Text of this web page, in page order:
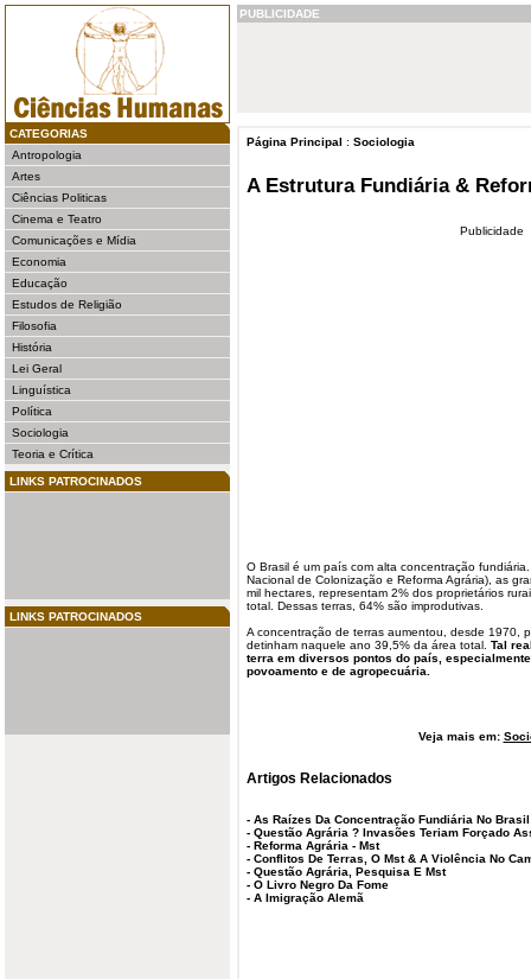
CATEGORIAS
Antropologia
Artes
Ciências Politicas
Cinema e Teatro
Comunicações e Mídia
Economia
Educação
Estudos de Religião
Filosofia
História
Lei Geral
Linguística
Política
Sociologia
Teoria e Crítica
LINKS PATROCINADOS
LINKS PATROCINADOS
PUBLICIDADE
Página Principal : Sociologia
A Estrutura Fundiária &
Publicidade
O Brasil é um país com alta concentração
Nacional de Colonização e Reforma Agrária), as
mil hectares, representam 2% dos proprietários
total. Dessas terras, 64% são improdutivas.
A concentração de terras aumentou, desde 1970,
detinham naquele ano 39,5% da área total. Tal
terra em diversos pontos do país,
povoamento e de agropecuária.
Veja mais em:
Artigos Relacionados
- As Raízes Da Concentração Fundiária No Brasil
- Questão Agrária ? Invasões Teriam Forçado
- Reforma Agrária - Mst
- Conflitos De Terras, O Mst & A Violência No
- Questão Agrária, Pesquisa E Mst
- O Livro Negro Da Fome
- A Imigração Alemã